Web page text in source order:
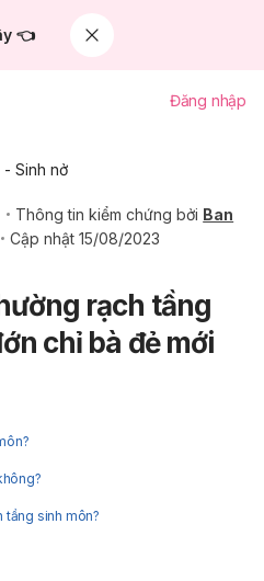
👈
Đăng nhập
Sinh nở
Thông tin kiểm chứng bởi Ban
Cập nhật 15/08/2023
rạch tầng
chỉ bà đẻ mới
tầng sinh môn?